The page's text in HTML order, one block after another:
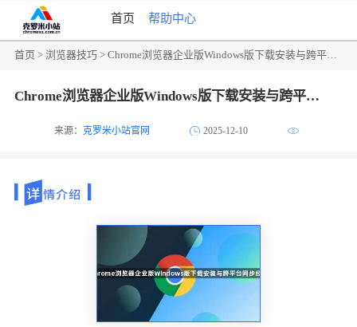
首页 帮助中心
首页 >浏览器技巧 > Chrome浏览器企业版Windows版下载安装与跨平台同步经验
Chrome浏览器企业版Windows版下载安装与跨平台同步经验
来源：克罗米小站官网 2025-12-10